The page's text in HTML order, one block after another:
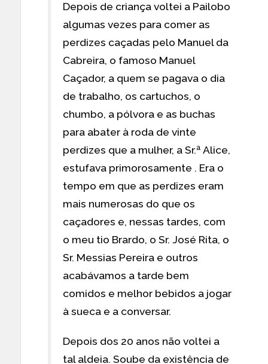
Depois de criança voltei a Pailobo
algumas vezes para comer as
perdizes caçadas pelo Manuel da
Cabreira, o famoso Manuel
Caçador, a quem se pagava o dia
de trabalho, os cartuchos, o
chumbo, a pólvora e as buchas
para abater à roda de vinte
perdizes que a mulher, a Sr.ª Alice,
estufava primorosamente . Era o
tempo em que as perdizes eram
mais numerosas do que os
caçadores e, nessas tardes, com
o meu tio Brardo, o Sr. José Rita, o
Sr. Messias Pereira e outros
acabávamos a tarde bem
comidos e melhor bebidos a jogar
à sueca e a conversar.
Depois dos 20 anos não voltei a
tal aldeia. Soube da existência de